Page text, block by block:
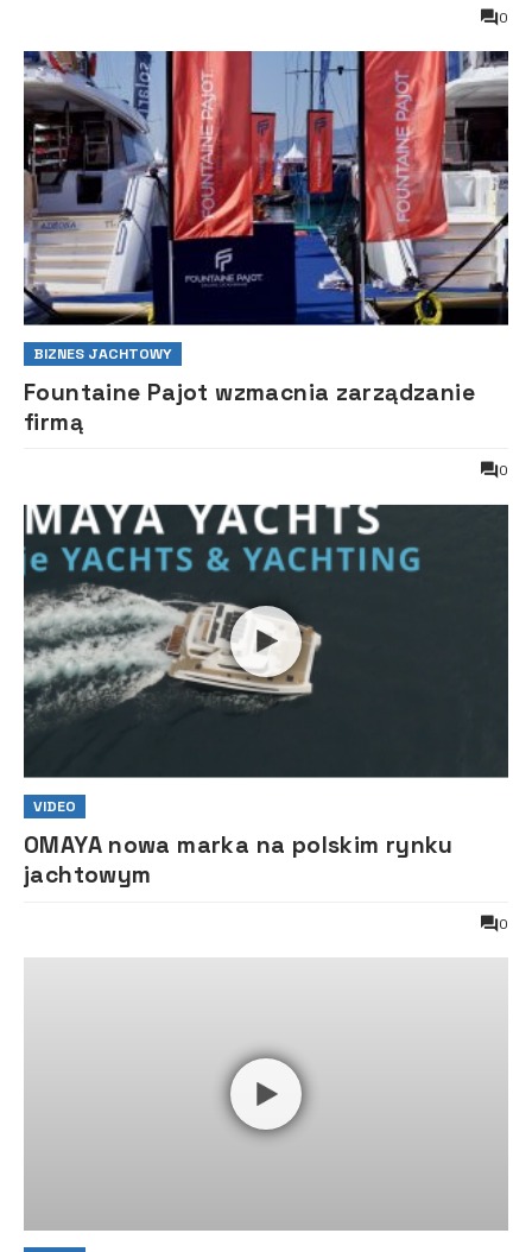
0
BIZNES JACHTOWY
Fountaine Pajot wzmacnia zarządzanie
firmą
0
VIDEO
OMAYA nowa marka na polskim rynku
jachtowym
0